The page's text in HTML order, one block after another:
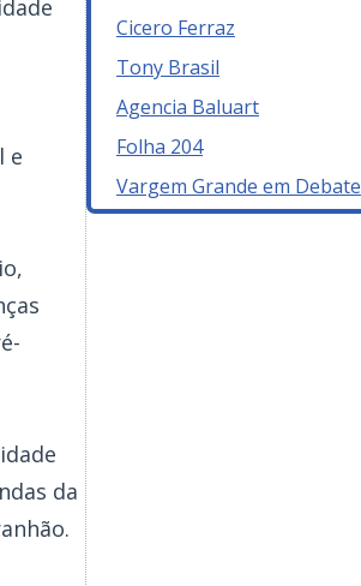
e
da
Cicero Ferraz
Tony Brasil
Agencia Baluart
Folha 204
Vargem Grande em Debate